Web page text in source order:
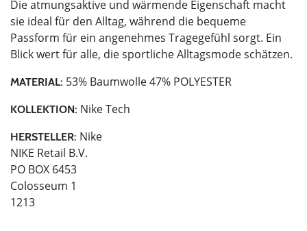
Die atmungsaktive und wärmende Eigenschaft macht
sie ideal für den Alltag, während die bequeme
Passform für ein angenehmes Tragegefühl sorgt. Ein
Blick wert für alle, die sportliche Alltagsmode schätzen.
MATERIAL: 53% Baumwolle 47% POLYESTER
KOLLEKTION: Nike Tech
HERSTELLER: Nike
NIKE Retail B.V.
PO BOX 6453
Colosseum 1
1213